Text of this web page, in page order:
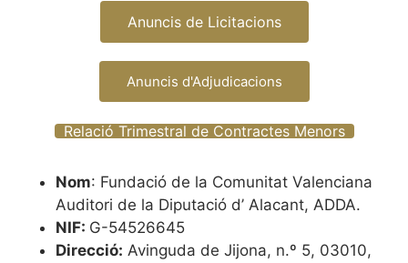
Anuncis de Licitacions
Anuncis d'Adjudicacions
Relació Trimestral de Contractes Menors
Nom: Fundació de la Comunitat Valenciana
Auditori de la Diputació d’ Alacant, ADDA.
NIF: G-54526645
Direcció: Avinguda de Jijona, n.º 5, 03010,